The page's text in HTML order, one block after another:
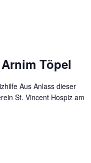
Töpel
Aus Anlass dieser
St. Vincent Hospiz am